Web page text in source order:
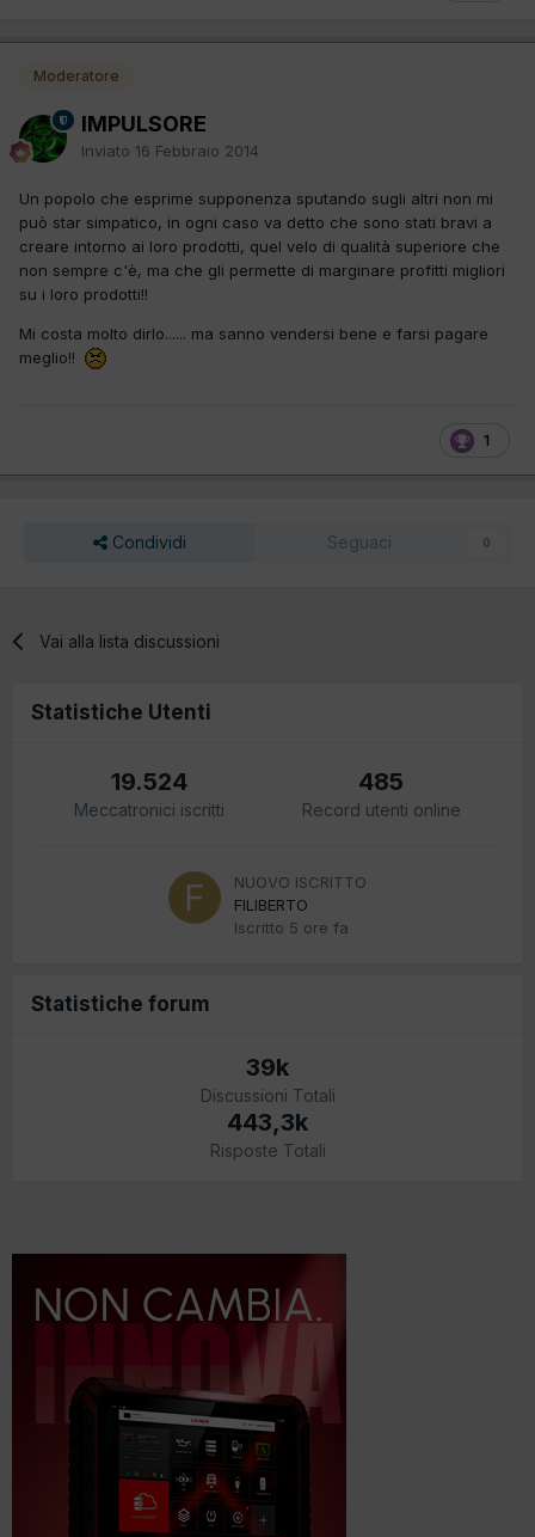
Moderatore
IMPULSORE
Inviato 16 Febbraio 2014
Un popolo che esprime supponenza sputando sugli altri non mi
può star simpatico, in ogni caso va detto che sono stati bravi a
creare intorno ai loro prodotti, quel velo di qualità superiore che
non sempre c'è, ma che gli permette di marginare profitti migliori
su i loro prodotti!!
Mi costa molto dirlo...... ma sanno vendersi bene e farsi pagare
meglio!!
1
Condividi Seguaci 0
Vai alla lista discussioni
Statistiche Utenti
19.524
Meccatronici iscritti
485
Record utenti online
NUOVO ISCRITTO
FILIBERTO
Iscritto 5 ore fa
Statistiche forum
39k
Discussioni Totali
443,3k
Risposte Totali